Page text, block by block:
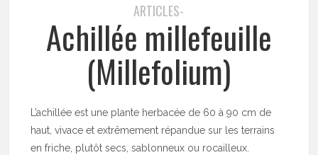
ARTICLES-
Achillée millefeuille
(Millefolium)
L’achillée est une plante herbacée de 60 à 90 cm de
haut, vivace et extrêmement répandue sur les terrains
en friche, plutôt secs, sablonneux ou rocailleux.